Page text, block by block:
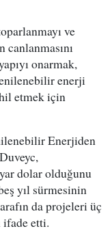
ve
onarmak,
enerji
etmek için
Enerjiden
dolar olduğunu
yıl sürmesinin
da projeleri üç
ifade etti.